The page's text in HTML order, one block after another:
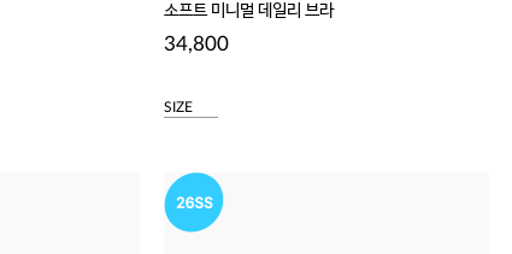
소프트 미니멀 데일리 브라
34,800
SIZE